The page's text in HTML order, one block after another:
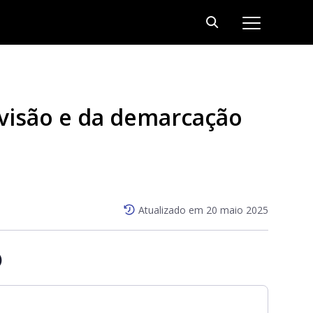
e da demarcação
Atualizado em 20 maio 2025